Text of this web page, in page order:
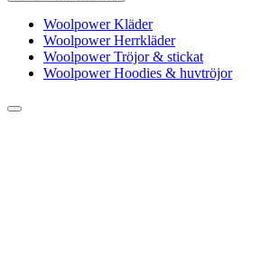
Woolpower Kläder
Woolpower Herrkläder
Woolpower Tröjor & stickat
Woolpower Hoodies & huvtröjor